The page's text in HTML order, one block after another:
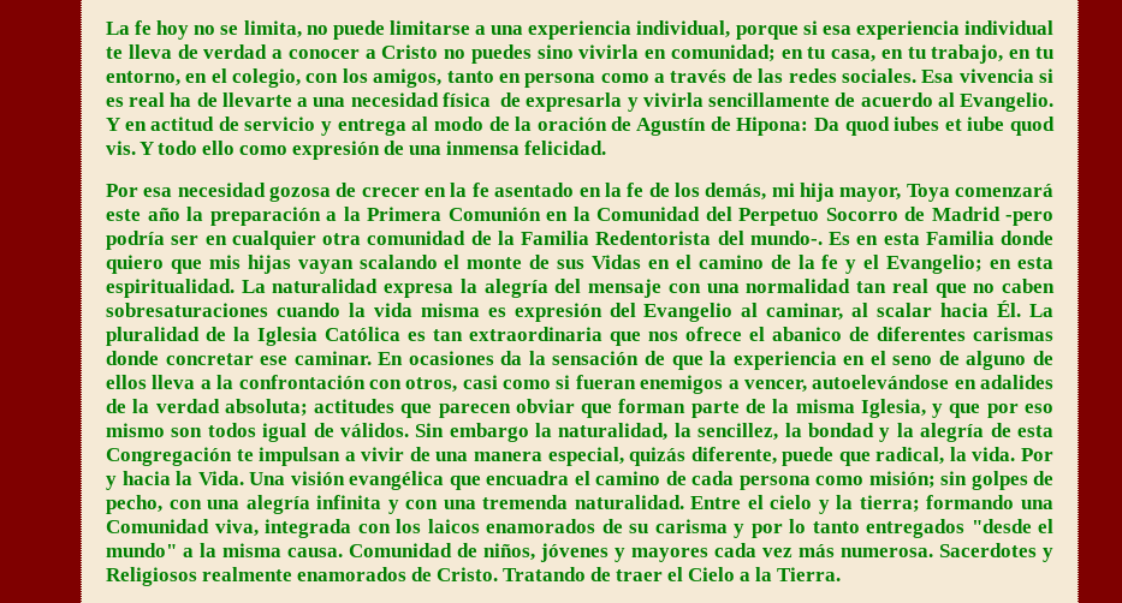
La fe hoy no se limita, no puede limitarse a una experiencia individual, porque si esa experiencia individual
te lleva de verdad a conocer a Cristo no puedes sino vivirla en comunidad; en tu casa, en tu trabajo, en tu
entorno, en el colegio, con los amigos, tanto en persona como a través de las redes sociales. Esa vivencia si
es real ha de llevarte a una necesidad física de expresarla y vivirla sencillamente de acuerdo al Evangelio.
Y en actitud de servicio y entrega al modo de la oración de Agustín de Hipona: Da quod iubes et iube quod
vis. Y todo ello como expresión de una inmensa felicidad.
Por esa necesidad gozosa de crecer en la fe asentado en la fe de los demás, mi hija mayor, Toya comenzará
este año la preparación a la Primera Comunión en la Comunidad del Perpetuo Socorro de Madrid -pero
podría ser en cualquier otra comunidad de la Familia Redentorista del mundo-. Es en esta Familia donde
quiero que mis hijas vayan scalando el monte de sus Vidas en el camino de la fe y el Evangelio; en esta
espiritualidad. La naturalidad expresa la alegría del mensaje con una normalidad tan real que no caben
sobresaturaciones cuando la vida misma es expresión del Evangelio al caminar, al scalar hacia Él. La
pluralidad de la Iglesia Católica es tan extraordinaria que nos ofrece el abanico de diferentes carismas
donde concretar ese caminar. En ocasiones da la sensación de que la experiencia en el seno de alguno de
ellos lleva a la confrontación con otros, casi como si fueran enemigos a vencer, autoelevándose en adalides
de la verdad absoluta; actitudes que parecen obviar que forman parte de la misma Iglesia, y que por eso
mismo son todos igual de válidos. Sin embargo la naturalidad, la sencillez, la bondad y la alegría de esta
Congregación te impulsan a vivir de una manera especial, quizás diferente, puede que radical, la vida. Por
y hacia la Vida. Una visión evangélica que encuadra el camino de cada persona como misión; sin golpes de
pecho, con una alegría infinita y con una tremenda naturalidad. Entre el cielo y la tierra; formando una
Comunidad viva, integrada con los laicos enamorados de su carisma y por lo tanto entregados "desde el
mundo" a la misma causa. Comunidad de niños, jóvenes y mayores cada vez más numerosa. Sacerdotes y
Religiosos realmente enamorados de Cristo. Tratando de traer el Cielo a la Tierra.